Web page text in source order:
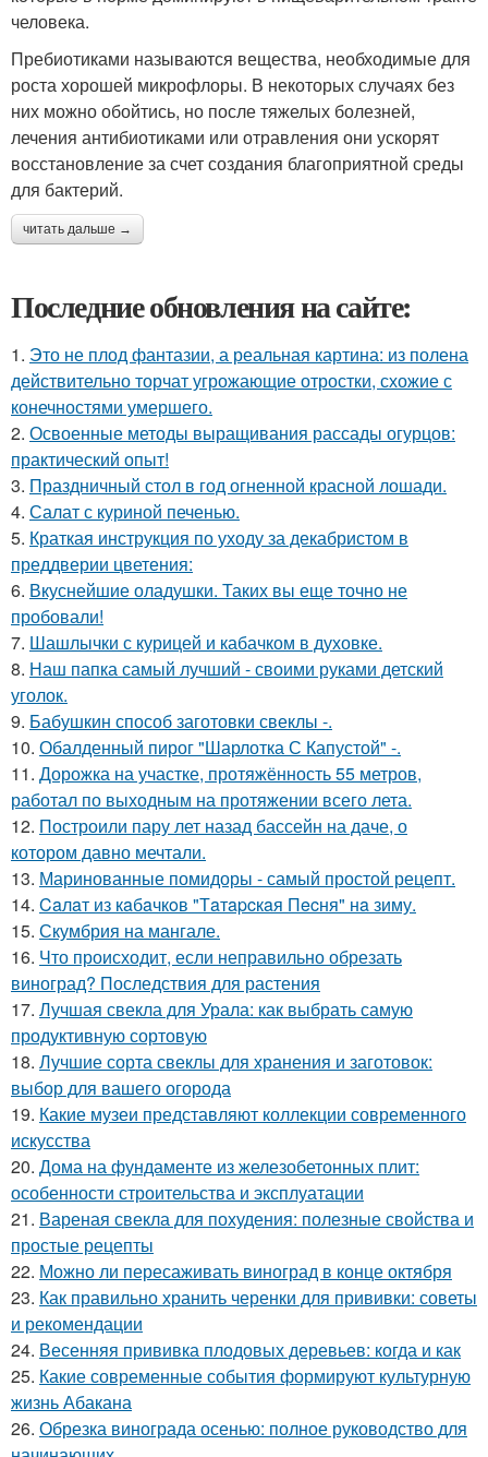
человека.
Пребиотиками называются вещества, необходимые для
роста хорошей микрофлоры. В некоторых случаях без
них можно обойтись, но после тяжелых болезней,
лечения антибиотиками или отравления они ускорят
восстановление за счет создания благоприятной среды
для бактерий.
читать дальше →
Последние обновления на сайте:
1. Это не плод фантазии, а реальная картина: из полена
действительно торчат угрожающие отростки, схожие с
конечностями умершего.
2. Освоенные методы выращивания рассады огурцов:
практический опыт!
3. Праздничный стол в год огненной красной лошади.
4. Салат с куриной печенью.
5. Краткая инструкция по уходу за декабристом в
преддверии цветения:
6. Вкуснейшие оладушки. Таких вы еще точно не
пробовали!
7. Шашлычки с курицей и кабачком в духовке.
8. Наш папка самый лучший - своими руками детский
уголок.
9. Бабушкин способ заготовки свеклы -.
10. Обалденный пирог "Шарлотка С Капустой" -.
11. Дорожка на участке, протяжённость 55 метров,
работал по выходным на протяжении всего лета.
12. Построили пару лет назад бассейн на даче, о
котором давно мечтали.
13. Маринованные помидоры - самый простой рецепт.
14. Caлaт из кaбaчкoв "Тaтapcкaя Пecня" нa зиму.
15. Скумбрия на мангале.
16. Что происходит, если неправильно обрезать
виноград? Последствия для растения
17. Лучшая свекла для Урала: как выбрать самую
продуктивную сортовую
18. Лучшие сорта свеклы для хранения и заготовок:
выбор для вашего огорода
19. Какие музеи представляют коллекции современного
искусства
20. Дома на фундаменте из железобетонных плит:
особенности строительства и эксплуатации
21. Вареная свекла для похудения: полезные свойства и
простые рецепты
22. Можно ли пересаживать виноград в конце октября
23. Как правильно хранить черенки для прививки: советы
и рекомендации
24. Весенняя прививка плодовых деревьев: когда и как
25. Какие современные события формируют культурную
жизнь Абакана
26. Обрезка винограда осенью: полное руководство для